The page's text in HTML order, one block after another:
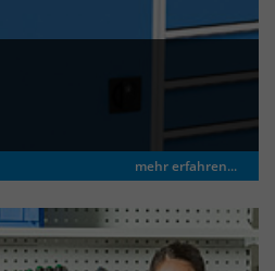
mehr erfahren...